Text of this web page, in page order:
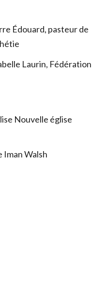
Édouard, pasteur de
Laurin, Fédération
Nouvelle église
Iman Walsh